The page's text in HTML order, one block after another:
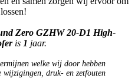
Zero GZHW 20-D1 High-
is 1 jaar.
welke wij door hebben
wijzigingen, druk- en zetfouten